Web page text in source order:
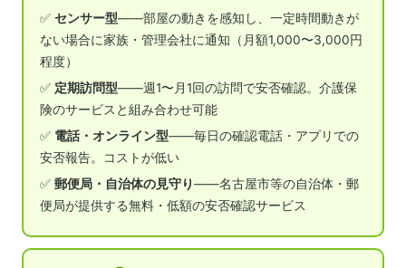
✅センサー型——部屋の動きを感知し、一定時間動きが
ない場合に家族・管理会社に通知（月額1,000〜3,000円
程度）
✅ 定期訪問型——週1〜月1回の訪問で安否確認。介護保
険のサービスと組み合わせ可能
✅ 電話・オンライン型——毎日の確認電話・アプリでの
安否報告。コストが低い
✅郵便局・自治体の見守り——名古屋市等の自治体・郵
便局が提供する無料・低額の安否確認サービス